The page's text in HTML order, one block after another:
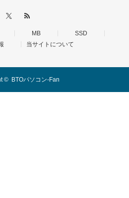
MB
SSD
報
当サイトについて
© BTOパソコン-Fan